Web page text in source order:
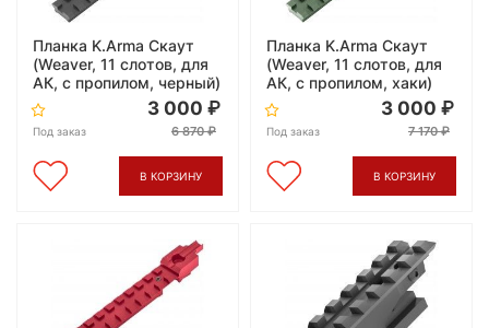
Планка K.Arma Скаут
(Weaver, 11 слотов, для
АК, с пропилом, черный)
Под заказ
3 000
6 870
В КОРЗИНУ
Планка K.Arma Скаут
(Weaver, 11 слотов, для
АК, с пропилом, хаки)
Под заказ
3 000
7 170
В КОРЗИНУ